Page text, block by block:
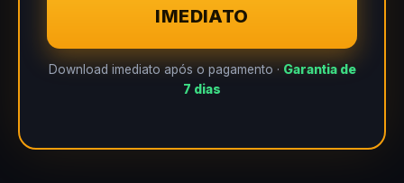
IMEDIATO
Download imediato após o pagamento · Garantia de
7 dias